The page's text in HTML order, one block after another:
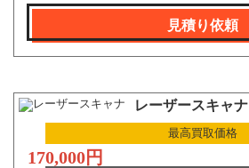
見積り依頼
レーザースキャナ
最高買取価格
170,000円